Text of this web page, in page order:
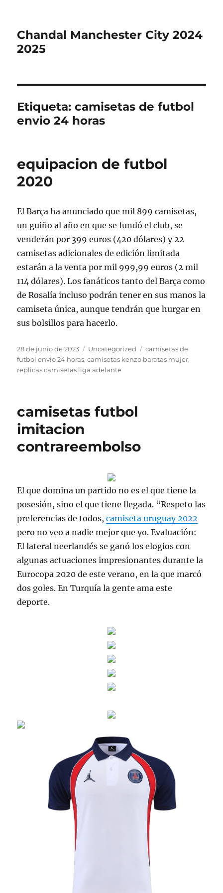
Chandal Manchester City 2024
2025
Etiqueta:camisetas de futbol
envio 24 horas
equipacion de futbol
2020
El Barça ha anunciado que mil 899 camisetas,
un guiño al año en que se fundó el club, se
venderán por 399 euros (420 dólares) y 22
camisetas adicionales de edición limitada
estarán a la venta por mil 999,99 euros (2 mil
114 dólares). Los fanáticos tanto del Barça como
de Rosalía incluso podrán tener en sus manos la
camiseta única, aunque tendrán que hurgar en
sus bolsillos para hacerlo.
Publicado
el
28 de junio de 2023 Categorías
Uncategorized Etiquetas
camisetas de
futbol envio 24 horas,camisetas kenzo baratas mujer,
replicas camisetas liga adelante
camisetas futbol
imitacion
contrareembolso
El que domina un partido no es el que tiene la
posesión, sino el que tiene llegada. “Respeto las
preferencias de todos,camiseta uruguay 2022
pero no veo a nadie mejor que yo. Evaluación:
El lateral neerlandés se ganó los elogios con
algunas actuaciones impresionantes durante la
Eurocopa 2020 de este verano, en la que marcó
dos goles. En Turquía la gente ama este
deporte.